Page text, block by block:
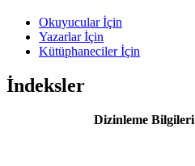
Okuyucular İçin
Yazarlar İçin
Kütüphaneciler İçin
İndeksler
Dizinleme Bilgileri